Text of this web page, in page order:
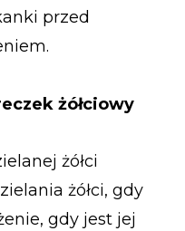
przed
żółciowy
żółci
żółci, gdy
gdy jest jej